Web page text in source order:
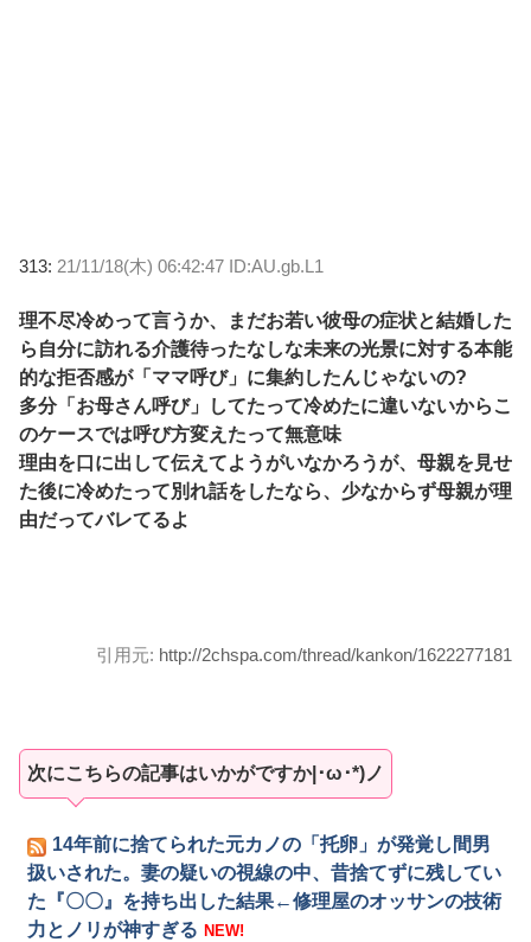
313: 21/11/18(木) 06:42:47 ID:AU.gb.L1
理不尽冷めって言うか、まだお若い彼母の症状と結婚した
ら自分に訪れる介護待ったなしな未来の光景に対する本能
的な拒否感が「ママ呼び」に集約したんじゃないの?
多分「お母さん呼び」してたって冷めたに違いないからこ
のケースでは呼び方変えたって無意味
理由を口に出して伝えてようがいなかろうが、母親を見せ
た後に冷めたって別れ話をしたなら、少なからず母親が理
由だってバレてるよ
引用元: http://2chspa.com/thread/kankon/1622277181
次にこちらの記事はいかがですか|･ω･*)ノ
14年前に捨てられた元カノの「托卵」が発覚し間男
扱いされた。妻の疑いの視線の中、昔捨てずに残してい
た『〇〇』を持ち出した結果←修理屋のオッサンの技術
力とノリが神すぎる NEW!